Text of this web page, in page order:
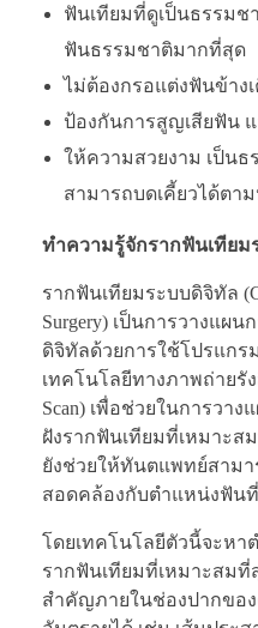
ฟันเทียมที่ดูเป็นธรรมช
ฟันธรรมชาติมากที่สุด
ไม่ต้องกรอแต่งฟันข้างเ
ป้องกันการสูญเสียฟัน แ
ให้ความสวยงาม เป็น
สามารถบดเคี้ยวได้ตา
ทำความรู้จักรากฟันเทียม
รากฟันเทียมระบบดิจิทัล
Surgery) เป็นการวางแผ
ดิจิทัลด้วยการใช้โปรแกร
เทคโนโลยีทางภาพถ่ายรั
Scan) เพื่อช่วยในการวา
ฝังรากฟันเทียมที่เหมาะ
ยังช่วยให้ทันตแพทย์สาม
สอดคล้องกับตำแหน่งฟัน
โดยเทคโนโลยีตัวนี้จะหา
รากฟันเทียมที่เหมาะสมที่
สำคัญภายในช่องปากขอ